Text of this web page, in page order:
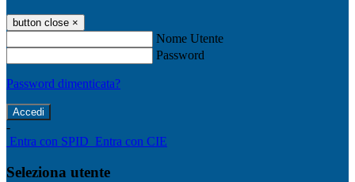
button close ×
Nome Utente
Password
Password dimenticata?
-
Entra con SPID Entra con CIE
Seleziona utente